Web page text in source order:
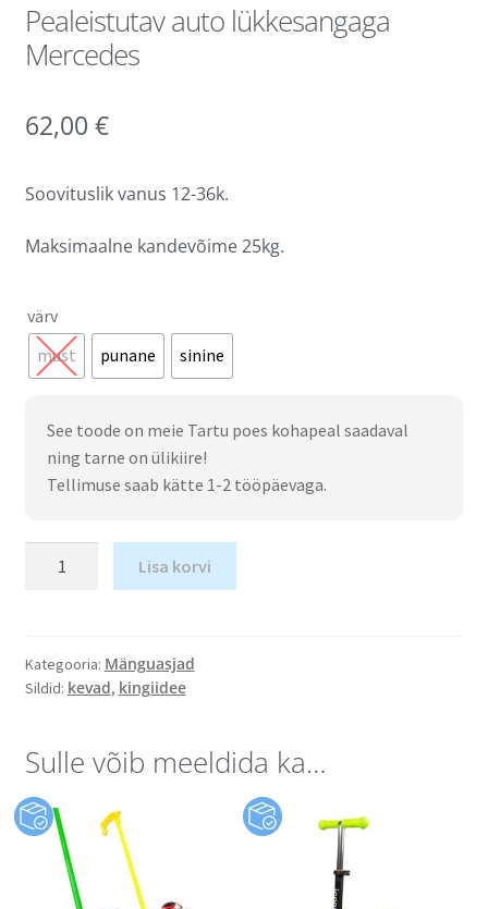
Pealeistutav auto lükkesangaga
Mercedes
62,00 €
Soovituslik vanus 12-36k.
Maksimaalne kandevõime 25kg.
värv
must
punane sinine
See toode on meie Tartu poes kohapeal saadaval
ning tarne on ülikiire!
Tellimuse saab kätte 1-2 tööpäevaga.
Lisa korvi
Kategooria: Mänguasjad
Sildid: kevad, kingiidee
Sulle võib meeldida ka…